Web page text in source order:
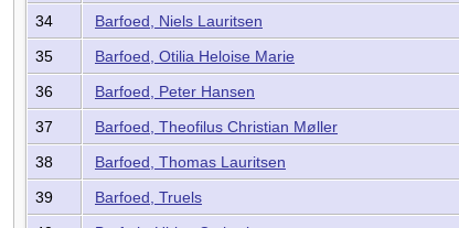
34
Barfoed, Niels Lauritsen
35
Barfoed, Otilia Heloise Marie
36
Barfoed, Peter Hansen
37
Barfoed, Theofilus Christian Møller
38
Barfoed, Thomas Lauritsen
39
Barfoed, Truels